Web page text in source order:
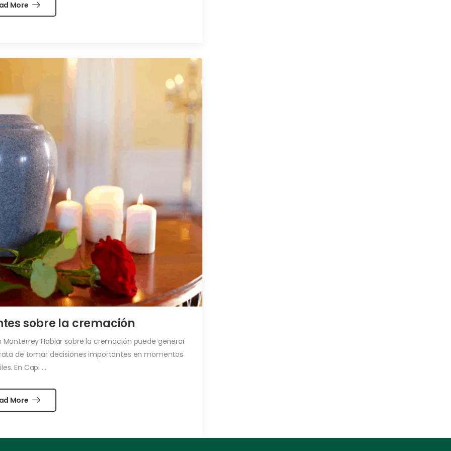
More
sobre la cremación
Hablar sobre la cremación puede generar
de tomar decisiones importantes en momentos
En Capi ...
More